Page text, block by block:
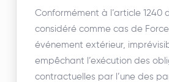
Conformément à l’article 1240
considéré comme cas de
événement extérieur,
empêchant l’exécution des
contractuelles par l’une des